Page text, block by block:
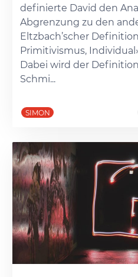
definierte David den
Abgrenzung zu den
Eltzbach’scher
Primitivismus,
Dabei wird der
Schmi...
SIMON